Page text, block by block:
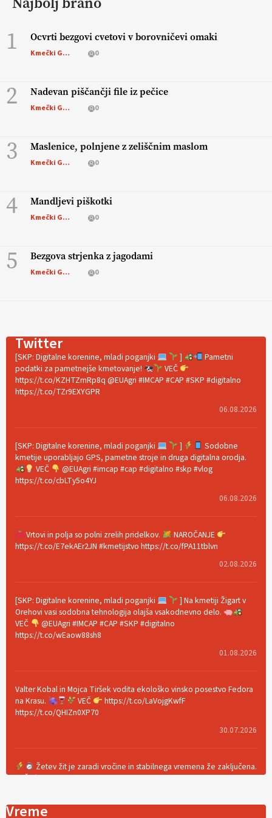
1 Ocvrti bezgovi cvetovi v borovničevi omaki
Kmečki Glas 0
2 Nadevan piščančji file iz pečice
Kmečki Glas 0
3 Maslenice, polnjene z zeliščnim maslom
Kmečki Glas 0
4 Mandljevi piškotki
Kmečki Glas 0
5 Bezgova strjenka z jagodami
Kmečki Glas 0
Twitter
[SKP: Digitalne korenine, mladi poganjki ]
Pametni
podatki za pametnejše kmetovanje!
VEČ
https://t.co/KZHTZmRp8q @EUAgri #IMCAP #CAP #SKP #digitalno
https://t.co/TZr9EXYGPR
06.08.2026
[SKP: Digitalne korenine, mladi poganjki ]
Sodobne
kmetije uporabljajo GPS, pametne stroje in druga digitalna orodja.
VEČ
@EUAgri #imcap #cap #digitalno #skp #vlog
https://t.co/cbLTy5o4YJ
06.08.2026
Vrtovi in polja so polni zrelih pridelkov.
NAROČANJE
https://t.co/E7ekAEr2JN #kmetijstvo https://t.co/fPA11tblvn
02.08.2026
[SKP: Digitalne korenine, mladi poganjki
] Na kmetiji Žigart v
Orehovi vasi sodobna tehnologija olajša vsakodnevno delo.
VEČ
@EUAgri #IMCAP #CAP #SKP #digitalno
https://t.co/wEaow88sh8
01.08.2026
Valter Kobal in Mojca Tiršek vodita ekološko vinsko posestvo Fedora
na Krasu.
VEČ
https://t.co/LaVojgKwfF
https://t.co/QHIZn0XP70
30.07.2026
Žetev žit je zaradi vročine in stabilnega vremena že zaključena.
VEČ
https://t.co/bBWaIz6Hhh https://t.co/TtKoOF5ENS
Vreme